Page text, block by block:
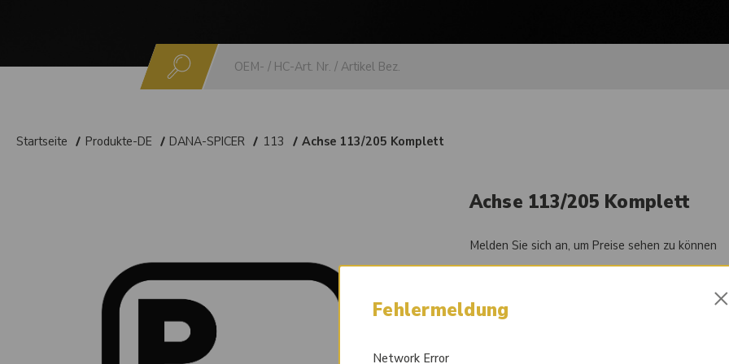
Startseite Produkte-DE DANA-SPICER 113 Achse 113/205 Komplett
Achse 113/205 Komplett
Melden Sie sich an, um Preise sehen zu können
84050803
Fehlermeldung
Network Error